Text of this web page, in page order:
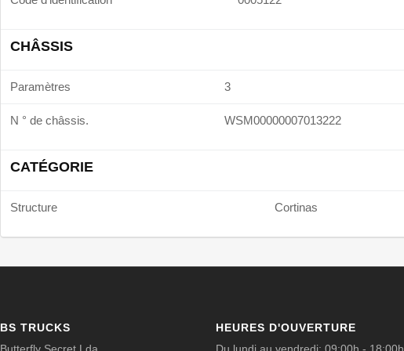
CHÂSSIS
Paramètres 3
N ° de châssis. WSM00000007013222
CATÉGORIE
Structure Cortinas
BS TRUCKS
HEURES D'OUVERTURE